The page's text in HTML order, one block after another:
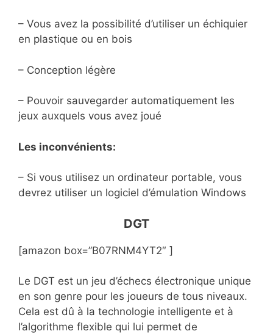
– Vous avez la possibilité d’utiliser un échiquier
en plastique ou en bois
– Conception légère
– Pouvoir sauvegarder automatiquement les
jeux auxquels vous avez joué
Les inconvénients:
– Si vous utilisez un ordinateur portable, vous
devrez utiliser un logiciel d’émulation Windows
DGT
[amazon box=”B07RNM4YT2″ ]
Le DGT est un jeu d’échecs électronique unique
en son genre pour les joueurs de tous niveaux.
Cela est dû à la technologie intelligente et à
l’algorithme flexible qui lui permet de